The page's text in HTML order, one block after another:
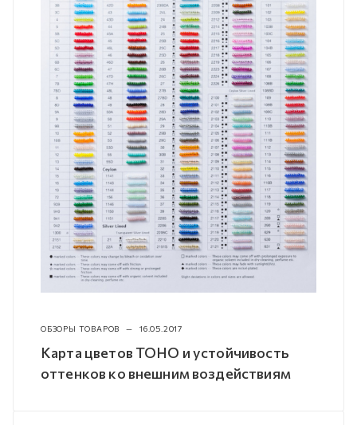
ОБЗОРЫ ТОВАРОВ — 16.05.2017
Карта цветов TOHO и устойчивость
оттенков ко внешним воздействиям